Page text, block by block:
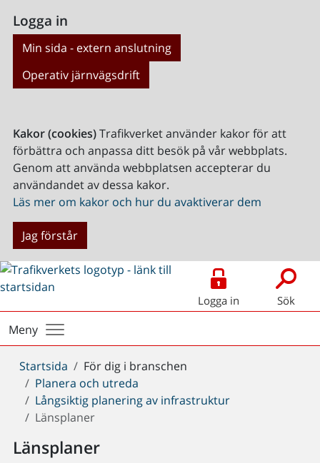
Logga in
Min sida - extern anslutning
Operativ järnvägsdrift
Kakor (cookies)Trafikverket använder kakor för att
förbättra och anpassa ditt besök på vår webbplats.
Genom att använda webbplatsen accepterar du
användandet av dessa kakor.
Läs mer om kakor och hur du avaktiverar dem
Jag förstår
Logga in Sök
Meny
Du
är
här:
Startsida
För dig i branschen
Planera och utreda
Långsiktig planering av infrastruktur
Länsplaner
Länsplaner